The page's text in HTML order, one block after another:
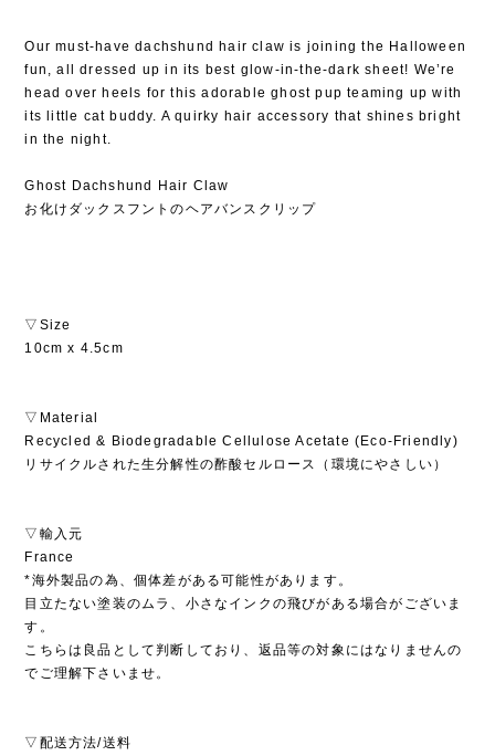
Our must-have dachshund hair claw is joining the Halloween
fun, all dressed up in its best glow-in-the-dark sheet! We’re
head over heels for this adorable ghost pup teaming up with
its little cat buddy. A quirky hair accessory that shines bright
in the night.
Ghost Dachshund Hair Claw
お化けダックスフントのヘアバンスクリップ
▽Size
10cm x 4.5cm
▽Material
Recycled & Biodegradable Cellulose Acetate (Eco-Friendly)
リサイクルされた生分解性の酢酸セルロース（環境にやさしい）
▽輸入元
France
*海外製品の為、個体差がある可能性があります。
目立たない塗装のムラ、小さなインクの飛びがある場合がございま
す。
こちらは良品として判断しており、返品等の対象にはなりませんの
でご理解下さいませ。
▽配送方法/送料